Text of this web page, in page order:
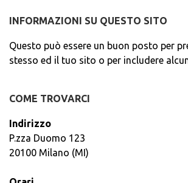
INFORMAZIONI SU QUESTO SITO
Questo può essere un buon posto per
stesso ed il tuo sito o per includere
COME TROVARCI
Indirizzo
P.zza Duomo 123
20100 Milano (MI)